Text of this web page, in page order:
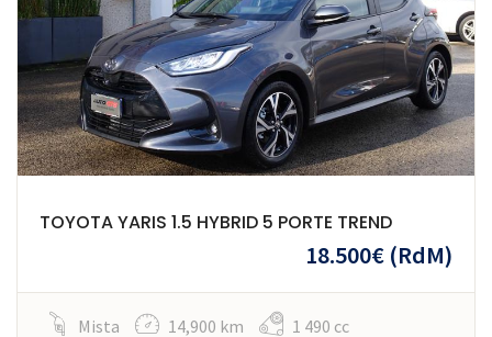
TOYOTA YARIS 1.5 HYBRID 5 PORTE TREND
18.500€ (RdM)
Mista 14,900 km 1 490 cc